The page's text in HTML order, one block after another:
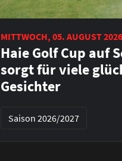
MITTWOCH, 05. AUGUST 2026
Haie Golf Cup auf
sorgt für viele
Gesichter
Saison 2026/2027